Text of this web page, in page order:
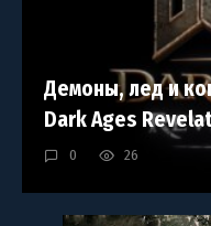
Демоны, лед и
Dark Ages
0 26